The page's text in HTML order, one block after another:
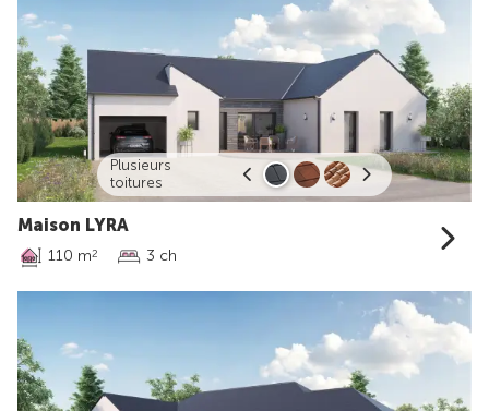
Maison LYRA
110 m2 3 ch
Plusieurs
toitures